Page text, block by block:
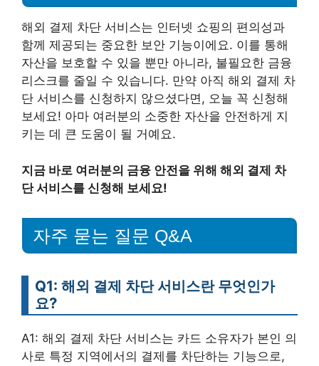
해외 결제 차단 서비스는 인터넷 쇼핑의 편의성과
함께 제공되는 중요한 보안 기능이에요. 이를 통해
자산을 보호할 수 있을 뿐만 아니라, 불필요한 금융
리스크를 줄일 수 있습니다. 만약 아직 해외 결제 차
단 서비스를 신청하지 않으셨다면, 오늘 꼭 신청해
보세요! 아마 여러분의 소중한 자산을 안전하게 지
키는 데 큰 도움이 될 거예요.
지금 바로 여러분의 금융 안전을 위해 해외 결제 차
단 서비스를 신청해 보세요!
자주 묻는 질문 Q&A
Q1: 해외 결제 차단 서비스란 무엇인가
요?
A1: 해외 결제 차단 서비스는 카드 소유자가 본인 의
사로 특정 지역에서의 결제를 차단하는 기능으로,